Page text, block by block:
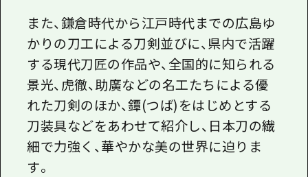
また、鎌倉時代から江戸時代までの広島ゆ
かりの刀工による刀剣並びに、県内で活躍
する現代刀匠の作品や、全国的に知られる
景光、虎徹、助廣などの名工たちによる優
れた刀剣のほか、鐔(つば)をはじめとする
刀装具などをあわせて紹介し、日本刀の繊
細で力強く、華やかな美の世界に迫りま
す。